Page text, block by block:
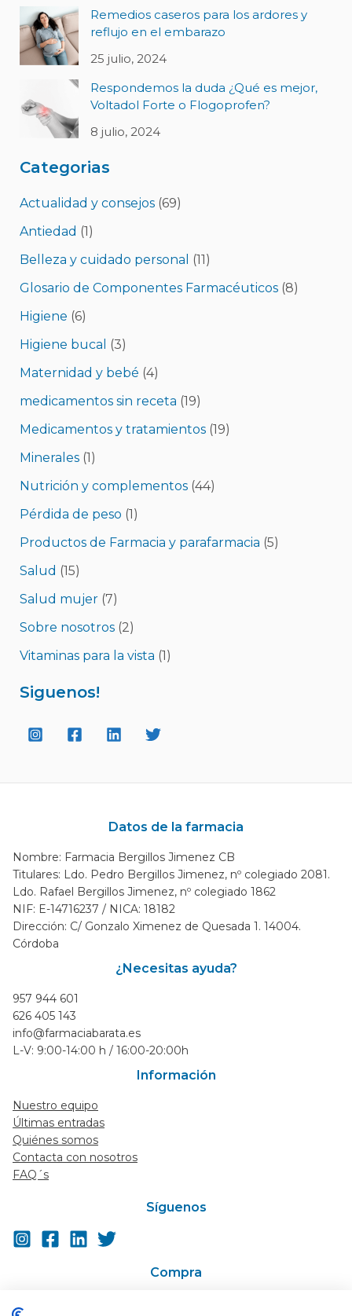
Remedios caseros para los ardores y
reflujo en el embarazo
25 julio, 2024
Respondemos la duda ¿Qué es mejor,
Voltadol Forte o Flogoprofen?
8 julio, 2024
Categorias
Actualidad y consejos(69)
Antiedad (1)
Belleza y cuidado personal (11)
Glosario de Componentes Farmacéuticos(8)
Higiene (6)
Higiene bucal (3)
Maternidad y bebé (4)
medicamentos sin receta (19)
Medicamentos y tratamientos(19)
Minerales(1)
Nutrición y complementos(44)
Pérdida de peso (1)
Productos de Farmacia y parafarmacia (5)
Salud (15)
Salud mujer(7)
Sobre nosotros(2)
Vitaminas para la vista (1)
Siguenos!
Datos de la farmacia
Nombre: Farmacia Bergillos Jimenez CB
Titulares: Ldo. Pedro Bergillos Jimenez, nº colegiado 2081.
Ldo. Rafael Bergillos Jimenez, nº colegiado 1862
NIF: E-14716237 / NICA: 18182
Dirección: C/ Gonzalo Ximenez de Quesada 1. 14004.
Córdoba
¿Necesitas ayuda?
957 944 601
626 405 143
info@farmaciabarata.es
L-V: 9:00-14:00 h / 16:00-20:00h
Información
Nuestro equipo
Últimas entradas
Quiénes somos
Contacta con nosotros
FAQ´s
Síguenos
Compra